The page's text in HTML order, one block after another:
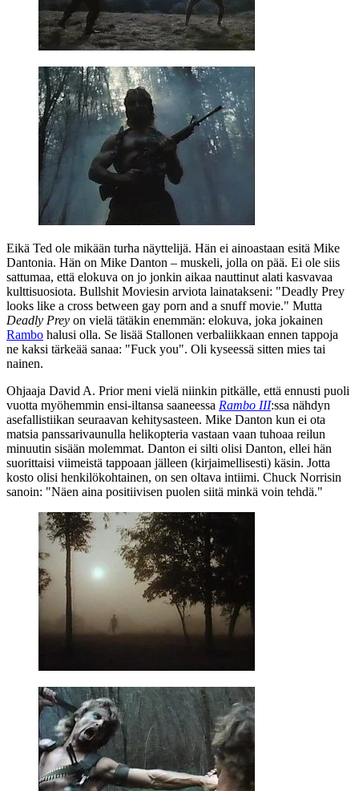
Eikä Ted ole mikään turha näyttelijä. Hän ei ainoastaan esitä Mike
Dantonia. Hän on Mike Danton – muskeli, jolla on pää. Ei ole siis
sattumaa, että elokuva on jo jonkin aikaa nauttinut alati kasvavaa
kulttisuosiota. Bullshit Moviesin arviota lainatakseni: "Deadly Prey
looks like a cross between gay porn and a snuff movie." Mutta
Deadly Prey on vielä tätäkin enemmän: elokuva, joka jokainen
Rambo halusi olla. Se lisää Stallonen verbaliikkaan ennen tappoja
ne kaksi tärkeää sanaa: "Fuck you". Oli kyseessä sitten mies tai
nainen.
Ohjaaja David A. Prior meni vielä niinkin pitkälle, että ennusti puoli
vuotta myöhemmin ensi-iltansa saaneessa Rambo III:ssa nähdyn
asefallistiikan seuraavan kehitysasteen. Mike Danton kun ei ota
matsia panssarivaunulla helikopteria vastaan vaan tuhoaa reilun
minuutin sisään molemmat. Danton ei silti olisi Danton, ellei hän
suorittaisi viimeistä tappoaan jälleen (kirjaimellisesti) käsin. Jotta
kosto olisi henkilökohtainen, on sen oltava intiimi. Chuck Norrisin
sanoin: "Näen aina positiivisen puolen siitä minkä voin tehdä."